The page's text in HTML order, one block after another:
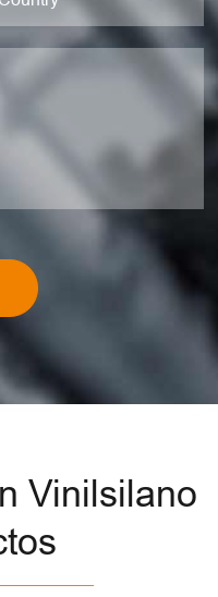
Vinilsilano